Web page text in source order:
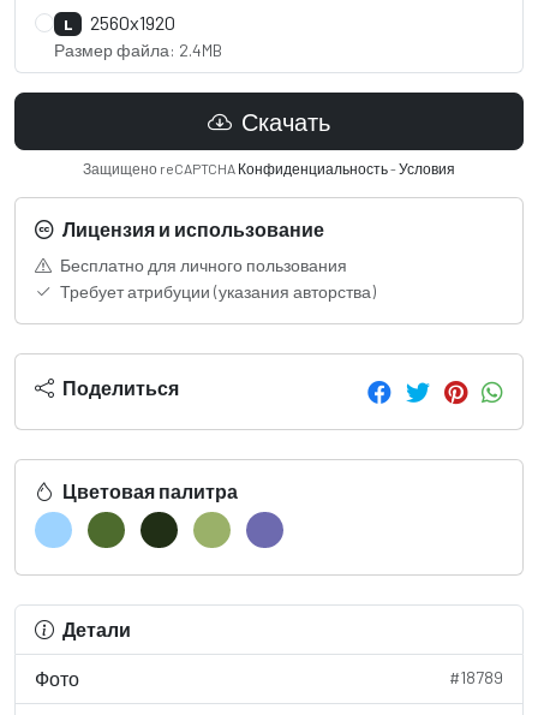
L 2560x1920
Размер файла: 2.4MB
Скачать
Защищено reCAPTCHA Конфиденциальность-Условия
Лицензия и использование
Бесплатно для личного пользования
Требует атрибуции (указания авторства)
Поделиться
Цветовая палитра
Детали
Фото #18789